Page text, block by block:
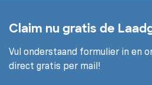
Claim nu gratis de
Vul onderstaand formulier in en
direct gratis per mail!